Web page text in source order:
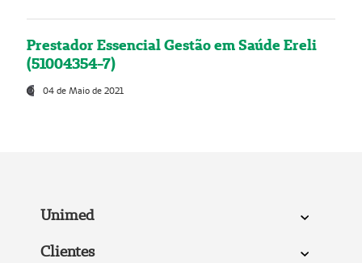
Prestador Essencial Gestão em Saúde Ereli
(51004354-7)
04 de Maio de 2021
Unimed
Clientes